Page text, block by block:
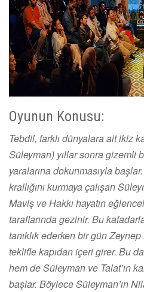
Oyunun Konusu:
Tebdil, farklı dünyalara ait ikiz
Süleyman) yıllar sonra gizemli
yaralarına dokunmasıyla
krallığını kurmaya çalışan
Maviş ve Hakkı hayatın
taraflarında gezinir. Bu
tanıklık ederken bir gün
teklifle kapıdan içeri girer. Bu
hem de Süleyman ve Talat’ın
başlar. Böylece Süleyman’ın